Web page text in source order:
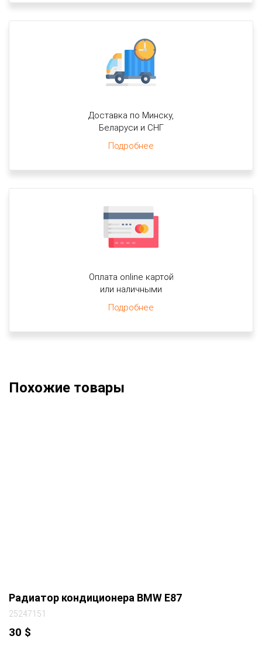
Доставка по Минску,
Беларуси и СНГ
Подробнее
Оплата online картой
или наличными
Подробнее
Похожие товары
Радиатор кондиционера BMW E87
25247151
30 $